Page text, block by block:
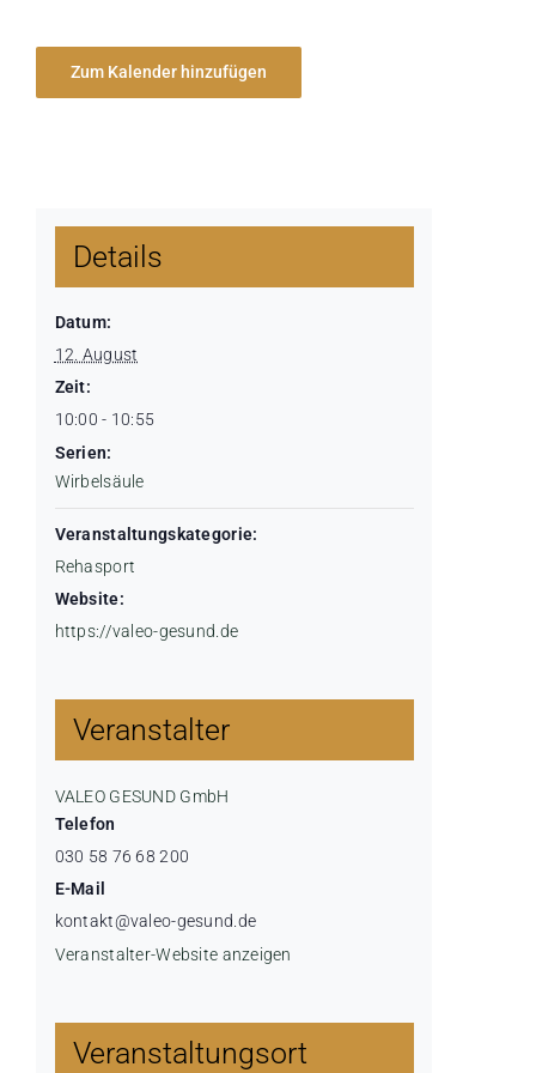
Zum Kalender hinzufügen
Details
Datum:
12. August
Zeit:
10:00 - 10:55
Serien:
Wirbelsäule
Veranstaltungskategorie:
Rehasport
Website:
https://valeo-gesund.de
Veranstalter
VALEO GESUND GmbH
Telefon
030 58 76 68 200
E-Mail
kontakt@valeo-gesund.de
Veranstalter-Website anzeigen
Veranstaltungsort